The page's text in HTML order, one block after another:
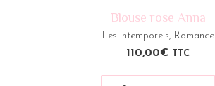
Blouse rose Anna
Les Intemporels, Romance
110,00€ TTC